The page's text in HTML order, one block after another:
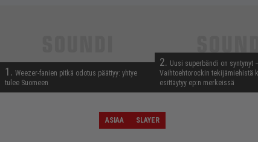
1. Weezer-fanien pitkä odotus päättyy: yhtye
tulee Suomeen
2. Uusi superbändi on syntynyt –
Vaihtoehtorockin tekijämiehistä
esittäytyy ep:n merkeissä
ASIAA SLAYER